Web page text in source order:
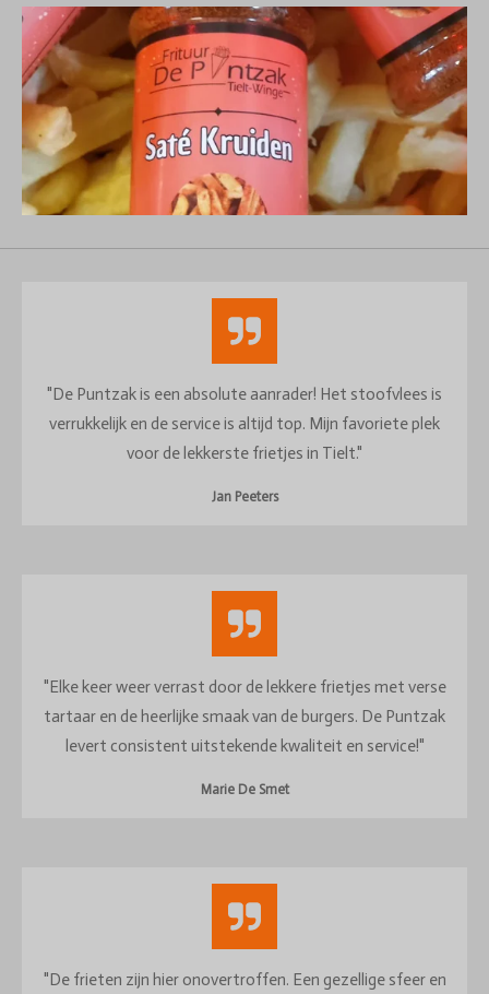
"De Puntzak is een absolute aanrader! Het stoofvlees is
verrukkelijk en de service is altijd top. Mijn favoriete plek
voor de lekkerste frietjes in Tielt."
Jan Peeters
"Elke keer weer verrast door de lekkere frietjes met verse
tartaar en de heerlijke smaak van de burgers. De Puntzak
levert consistent uitstekende kwaliteit en service!"
Marie De Smet
"De frieten zijn hier onovertroffen. Een gezellige sfeer en